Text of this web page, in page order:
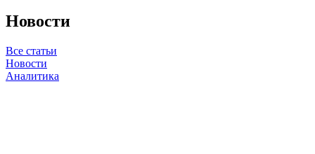
Новости
Все статьи
Новости
Аналитика